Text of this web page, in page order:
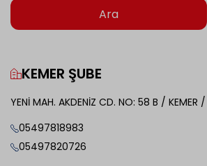
Ara
KEMER ŞUBE
YENİ MAH. AKDENİZ CD. NO: 58 B / KEMER
05497818983
05497820726